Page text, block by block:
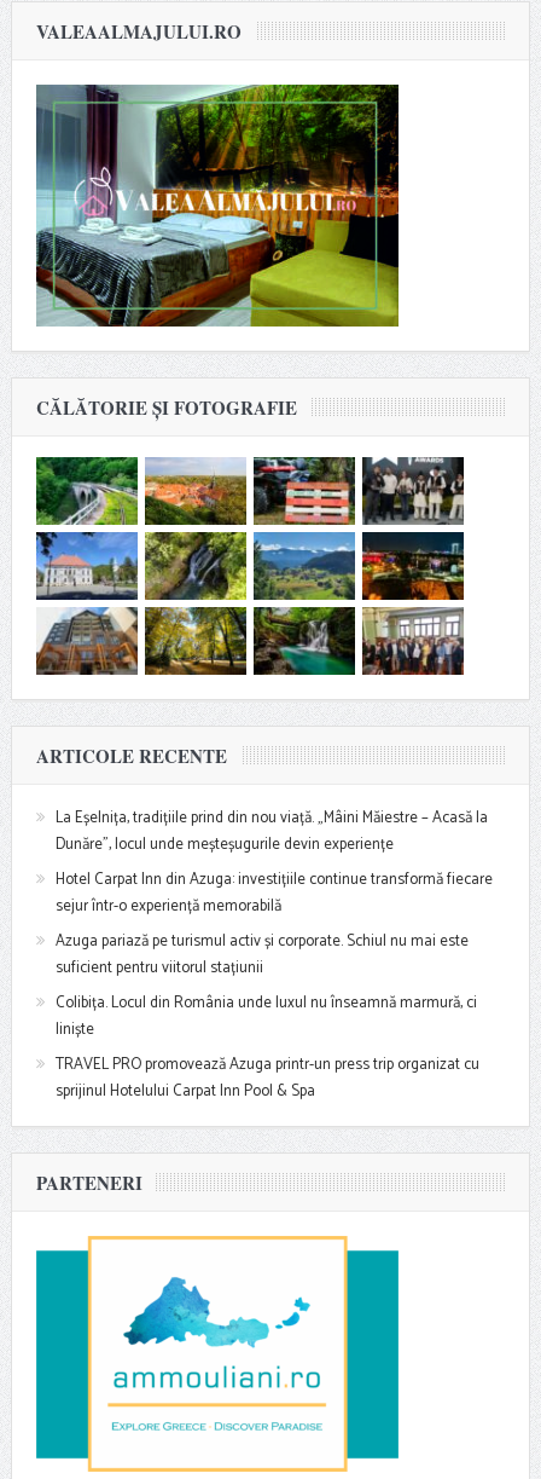
VALEAALMAJULUI.RO
CĂLĂTORIE ȘI FOTOGRAFIE
ARTICOLE RECENTE
La Eșelnița, tradițiile prind din nou viață. „Mâini Măiestre – Acasă la
Dunăre”, locul unde meșteșugurile devin experiențe
Hotel Carpat Inn din Azuga: investițiile continue transformă fiecare
sejur într-o experiență memorabilă
Azuga pariază pe turismul activ și corporate. Schiul nu mai este
suficient pentru viitorul stațiunii
Colibița. Locul din România unde luxul nu înseamnă marmură, ci
liniște
TRAVEL PRO promovează Azuga printr-un press trip organizat cu
sprijinul Hotelului Carpat Inn Pool & Spa
PARTENERI